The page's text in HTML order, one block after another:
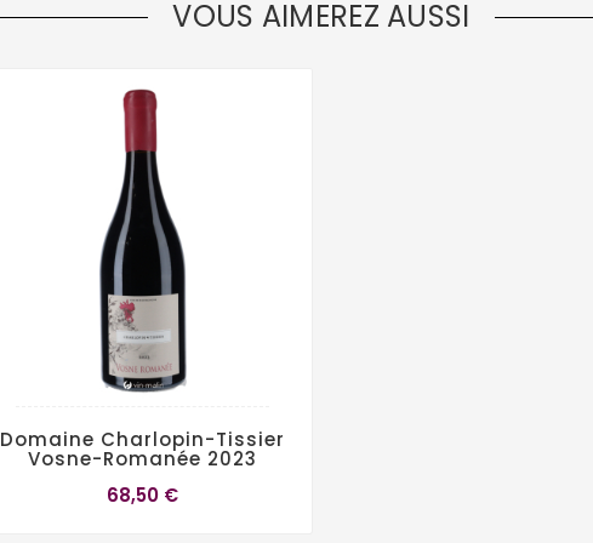
VOUS AIMEREZ AUSSI
Domaine Charlopin-Tissier
Vosne-Romanée 2023
68,50 €